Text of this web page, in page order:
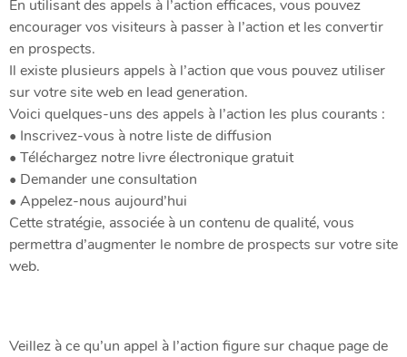
En utilisant des appels à l’action efficaces, vous pouvez
encourager vos visiteurs à passer à l’action et les convertir
en prospects.
Il existe plusieurs appels à l’action que vous pouvez utiliser
sur votre site web en lead generation.
Voici quelques-uns des appels à l’action les plus courants :
• Inscrivez-vous à notre liste de diffusion
• Téléchargez notre livre électronique gratuit
• Demander une consultation
• Appelez-nous aujourd’hui
Cette stratégie, associée à un contenu de qualité, vous
permettra d’augmenter le nombre de prospects sur votre site
web.
Veillez à ce qu’un appel à l’action figure sur chaque page de